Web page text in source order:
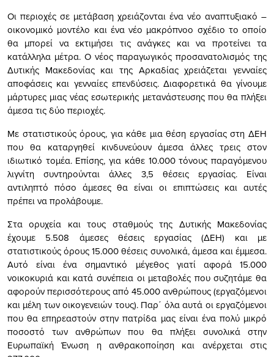
Οι περιοχές σε μετάβαση χρειάζονται ένα νέο αναπτυξιακό –
οικονομικό μοντέλο και ένα νέο μακρόπνοο σχέδιο το οποίο
θα μπορεί να εκτιμήσει τις ανάγκες και να προτείνει τα
κατάλληλα μέτρα. Ο νέος παραγωγικός προσανατολισμός της
Δυτικής Μακεδονίας και της Αρκαδίας χρειάζεται γενναίες
αποφάσεις και γενναίες επενδύσεις. Διαφορετικά θα γίνουμε
μάρτυρες μιας νέας εσωτερικής μετανάστευσης που θα πλήξει
άμεσα τις δύο περιοχές.
Με στατιστικούς όρους, για κάθε μια θέση εργασίας στη ΔΕΗ
που θα καταργηθεί κινδυνεύουν άμεσα άλλες τρεις στον
ιδιωτικό τομέα. Επίσης, για κάθε 10.000 τόνους παραγόμενου
λιγνίτη συντηρούνται άλλες 3,5 θέσεις εργασίας. Είναι
αντιληπτό πόσο άμεσες θα είναι οι επιπτώσεις και αυτές
πρέπει να προλάβουμε.
Στα ορυχεία και τους σταθμούς της Δυτικής Μακεδονίας
έχουμε 5.508 άμεσες θέσεις εργασίας (ΔΕΗ) και με
στατιστικούς όρους 15.000 θέσεις συνολικά, άμεσα και έμμεσα.
Αυτό είναι ένα σημαντικό μέγεθος γιατί αφορά 15.000
νοικοκυριά και κατά συνέπεια οι μεταβολές που συζητάμε θα
αφορούν περισσότερους από 45.000 ανθρώπους (εργαζόμενοι
και μέλη των οικογενειών τους). Παρ΄ όλα αυτά οι εργαζόμενοι
που θα επηρεαστούν στην πατρίδα μας είναι ένα πολύ μικρό
ποσοστό των ανθρώπων που θα πλήξει συνολικά στην
Ευρωπαϊκή Ένωση η ανθρακοποίηση και ανέρχεται στις